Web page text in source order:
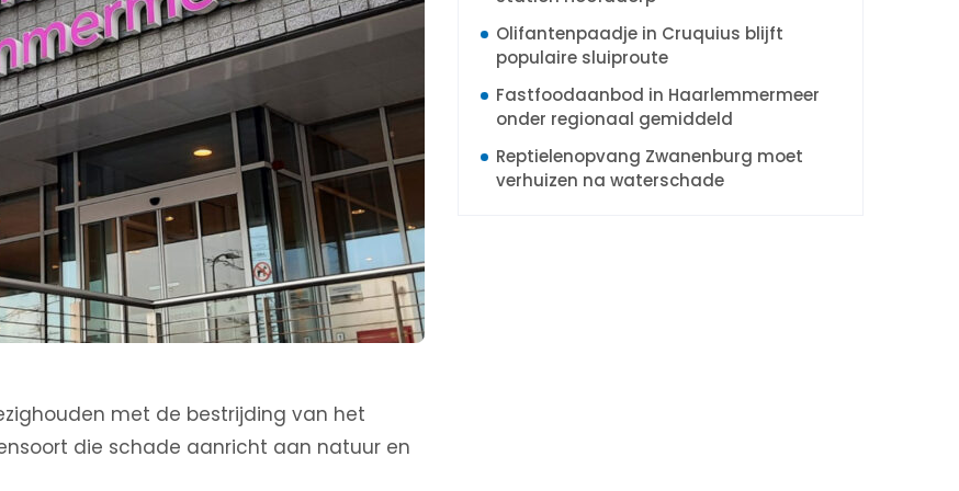
met de bestrijding van het
die schade aanricht aan natuur en
Olifantenpaadje in Cruquius blijft
populaire sluiproute
Fastfoodaanbod in Haarlemmermeer
onder regionaal gemiddeld
Reptielenopvang Zwanenburg moet
verhuizen na waterschade